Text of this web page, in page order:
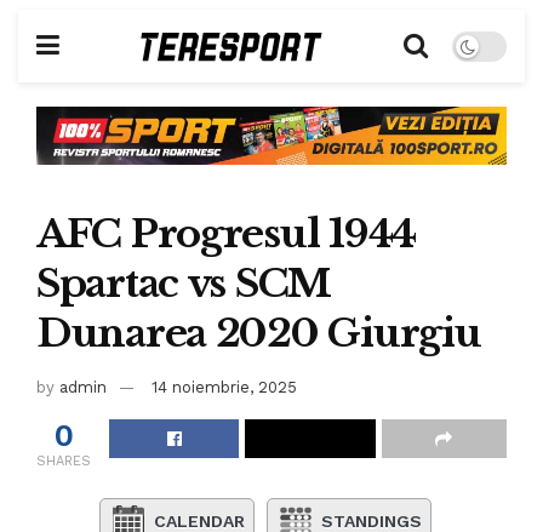
AFC Progresul 1944
Spartac vs SCM
Dunarea 2020 Giurgiu
by admin 14 noiembrie, 2025
0
SHARES
CALENDAR STANDINGS